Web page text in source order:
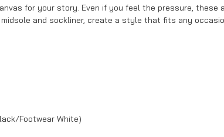
for your story. Even if you feel the pressure,
and sockliner, create a style that fits any
Footwear White)